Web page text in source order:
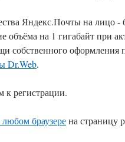
Яндекс.Почты на лицо -
объёма на 1 гигабайт при
собственного оформления
Dr.Web.
к регистрации.
любом браузерена страницу